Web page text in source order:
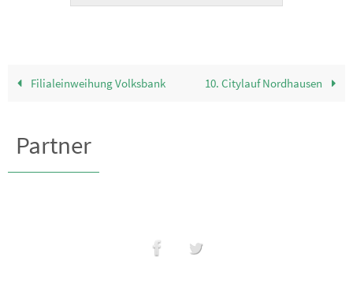
Filialeinweihung Volksbank 10. Citylauf Nordhausen
Partner